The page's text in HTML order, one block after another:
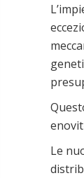
Le